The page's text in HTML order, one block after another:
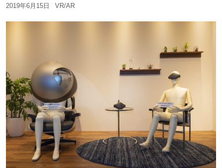
2019年6月15日 VR/AR